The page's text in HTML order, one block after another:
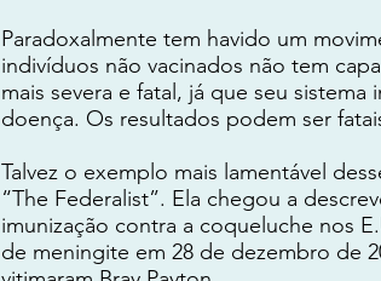
Paradoxalmente tem havido um
indivíduos não vacinados não tem
mais severa e fatal, já que seu
doença. Os resultados podem ser
Talvez o exemplo mais lamentável
“The Federalist”. Ela chegou a
imunização contra a coqueluche nos
de meningite em 28 de dezembro de